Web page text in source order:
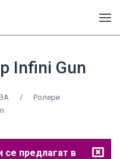
Infini Gun
/
Ролери
предлагат в